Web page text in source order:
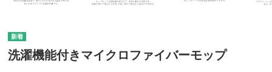
洗濯機能付きマイクロファイバーモップ